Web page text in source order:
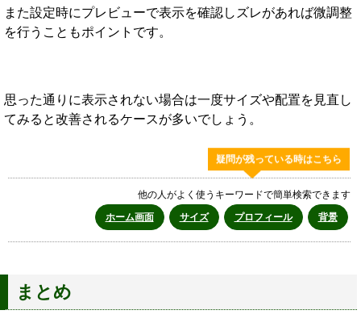
また設定時にプレビューで表示を確認しズレがあれば微調整
を行うこともポイントです。
思った通りに表示されない場合は一度サイズや配置を見直し
てみると改善されるケースが多いでしょう。
疑問が残っている時はこちら
他の人がよく使うキーワードで簡単検索できます
ホーム画面
サイズ プロフィール 背景
まとめ